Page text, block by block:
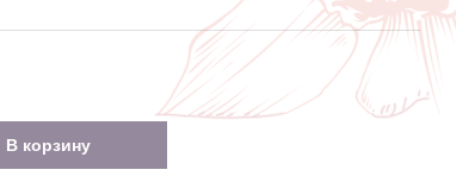
В корзину